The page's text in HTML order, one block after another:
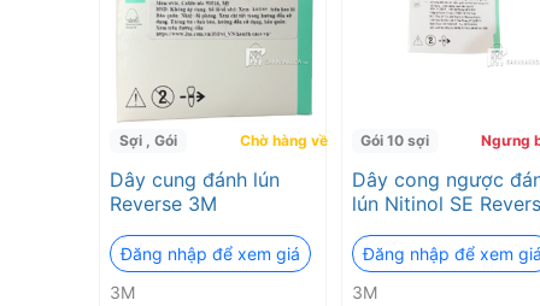
Sợi , Gói Chờ hàng về
Dây cung đánh lún
Reverse 3M
Đăng nhập để xem giá
3M
Gói 10 sợi Ngưng
Dây cong ngược
lún Nitinol SE
Đăng nhập để xem giá
3M